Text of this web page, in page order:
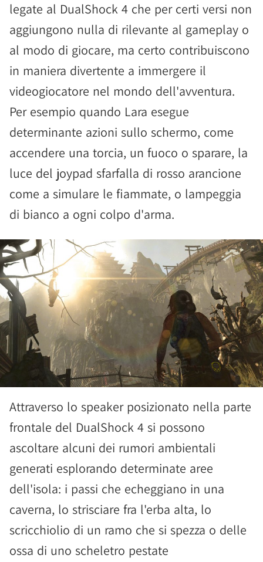
legate al DualShock 4 che per certi versi non
aggiungono nulla di rilevante al gameplay o
al modo di giocare, ma certo contribuiscono
in maniera divertente a immergere il
videogiocatore nel mondo dell'avventura.
Per esempio quando Lara esegue
determinante azioni sullo schermo, come
accendere una torcia, un fuoco o sparare, la
luce del joypad sfarfalla di rosso arancione
come a simulare le fiammate, o lampeggia
di bianco a ogni colpo d'arma.
Attraverso lo speaker posizionato nella parte
frontale del DualShock 4 si possono
ascoltare alcuni dei rumori ambientali
generati esplorando determinate aree
dell'isola: i passi che echeggiano in una
caverna, lo strisciare fra l'erba alta, lo
scricchiolio di un ramo che si spezza o delle
ossa di uno scheletro pestate